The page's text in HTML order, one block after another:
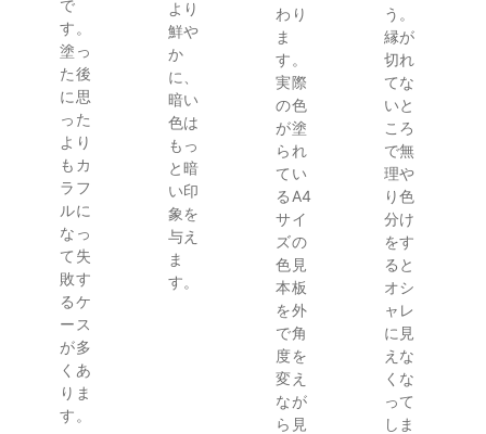
で
す。
塗っ
た後
に思
った
より
もカ
ラフ
ルに
なっ
て失
敗す
るケ
ース
が多
くあ
りま
す。
より
鮮や
か
に、
暗い
色は
もっ
と暗
い印
象を
与え
ま
す。
わり
ま
す。
実際
の色
が塗
られ
てい
るA4
サイ
ズの
色見
本板
を外
で角
度を
変え
なが
ら見
う。
縁が
切れ
てな
いと
ころ
で無
理や
り色
分け
をす
ると
オシ
ャレ
に見
えな
くな
って
しま